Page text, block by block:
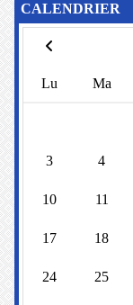
CALENDRIER
Lu Ma
3 4
10 11
17 18
24 25